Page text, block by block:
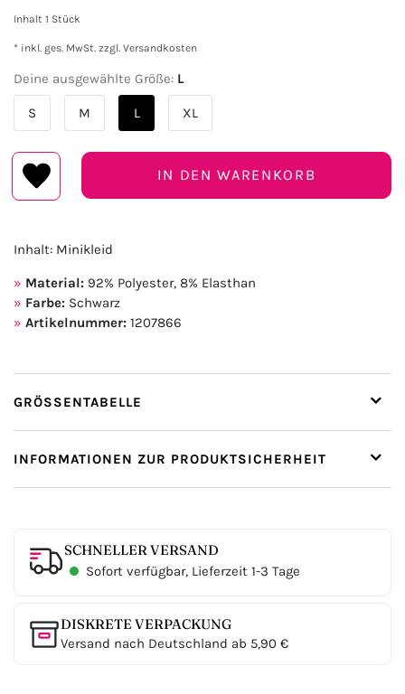
Inhalt 1 Stück
* inkl. ges. MwSt. zzgl. Versandkosten
Deine ausgewählte Größe: L
S M L XL
IN DEN WARENKORB
Inhalt: Minikleid
Material: 92% Polyester, 8% Elasthan
Farbe: Schwarz
Artikelnummer: 1207866
GRÖSSENTABELLE
INFORMATIONEN ZUR PRODUKTSICHERHEIT
SCHNELLER VERSAND
Sofort verfügbar, Lieferzeit 1-3 Tage
DISKRETE VERPACKUNG
Versand nach Deutschland ab 5,90 €